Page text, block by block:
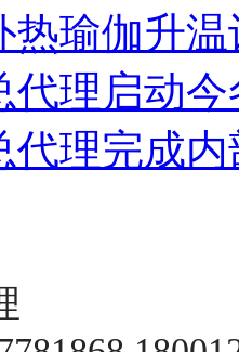
热瑜伽升温
代理启动
代理完成